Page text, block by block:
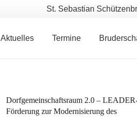
St. Sebastian
Aktuelles Termine
Dorfgemeinschaftsraum 2.0 –
Förderung zur Modernisierung des